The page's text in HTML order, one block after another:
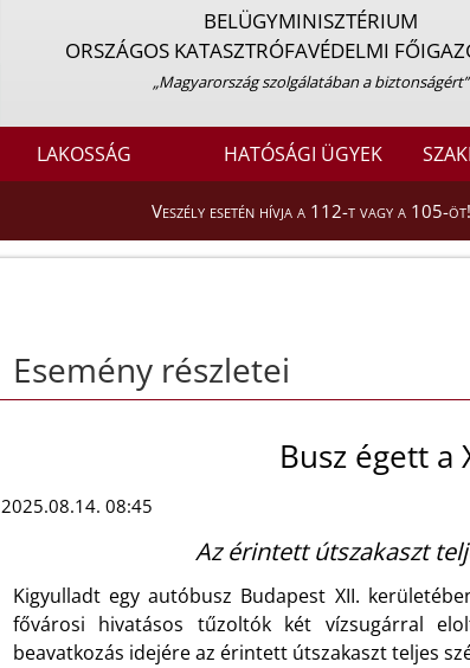
BELÜGYMINISZTÉRIUM
ORSZÁGOS KATASZTRÓFAVÉDELMI
„Magyarország szolgálatában a biztonságért”
LAKOSSÁG HATÓSÁGI ÜGYEK
Veszély esetén hívja a 112-t vagy a 105-öt!
Esemény részletei
Busz égett a
2025.08.14. 08:45
Az érintett útszakaszt
Kigyulladt egy autóbusz Budapest XII.
fővárosi hivatásos tűzoltók két vízsugárral
beavatkozás idejére az érintett útszakaszt teljes